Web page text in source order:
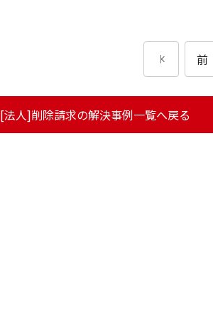
前
[法人]削除請求の解決事例一覧へ戻る